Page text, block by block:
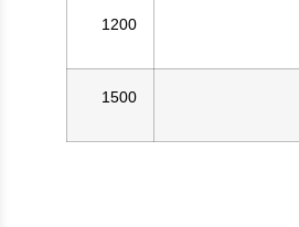
1200
1500